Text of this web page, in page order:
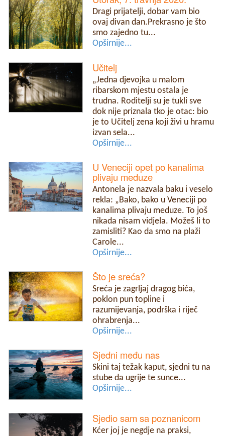
Dragi prijatelji, dobar vam bio
ovaj divan dan.Prekrasno je što
smo zajedno tu...
Opširnije...
Učitelj
„Jedna djevojka u malom
ribarskom mjestu ostala je
trudna. Roditelji su je tukli sve
dok nije priznala tko je otac: bio
je to Učitelj zena koji živi u hramu
izvan sela...
Opširnije...
U Veneciji opet po kanalima
plivaju meduze
Antonela je nazvala baku i veselo
rekla: „Bako, bako u Veneciji po
kanalima plivaju meduze. To još
nikada nisam vidjela. Možeš li to
zamisliti? Kao da smo na plaži
Carole...
Opširnije...
Što je sreća?
Sreća je zagrljaj dragog bića,
poklon pun topline i
razumijevanja, podrška i riječ
ohrabrenja...
Opširnije...
Sjedni među nas
Skini taj težak kaput, sjedni tu na
stube da ugrije te sunce...
Opširnije...
Sjedio sam sa poznanicom
Kćer joj je negdje na praksi,